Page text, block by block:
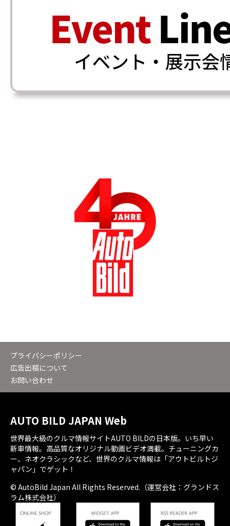
プライバシーポリシー
広告出稿について
お問い合わせ
AUTO BILD JAPAN Web
世界最大級のクルマ情報サイトAUTO BILDの日本版。いち早い
新車情報。高品質なオリジナル動画ビデオ満載。チューニングカ
ー、ネオクラシックなど、世界のクルマ情報は「アウトビルトジ
ャパン」でゲット！
© AutoBild Japan All Rights Reserved.（運営会社：グランドス
ラム株式会社）